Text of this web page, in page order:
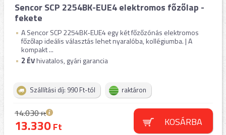
Sencor SCP 2254BK-EUE4 elektromos főzőlap -
fekete
A Sencor SCP 2254BK-EUE4 egy két főzőzónás elektromos
főzőlap ideális választás lehet nyaralóba, kollégiumba. | A
kompakt ...
2 ÉVhivatalos, gyári garancia
Szállítási díj: 990 Ft-tól raktáron
14.030Ft
13.330Ft KOSÁRBA